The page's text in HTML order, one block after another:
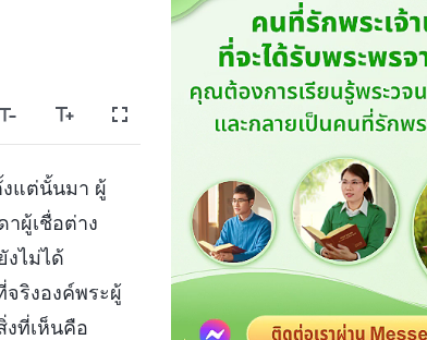
งแต่นั้นมา ผู้
ผู้เชื่อต่าง
ไม่ได้
ริงองค์พระผู้
งที่เห็นคือ